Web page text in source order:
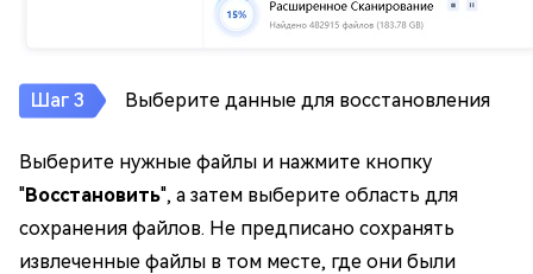
Выберите данные для восстановления
Выберите нужные файлы и нажмите кнопку
"Восстановить", а затем выберите область для
сохранения файлов. Не предписано сохранять
извлеченные файлы в том месте, где они были